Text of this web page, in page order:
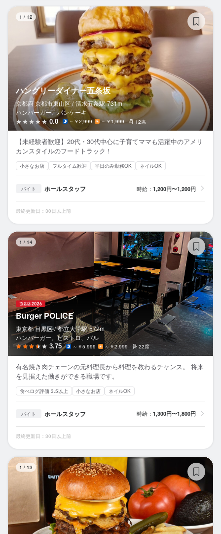
1 / 12
ハングリーダイナー五条坂
京都府 京都市東山区 / 清水五条駅 731m
ハンバーガー、パンケーキ
0.0 ～￥2,999 ～￥1,999 12席
【未経験者歓迎】20代・30代中心に子育てママも活躍中のアメリ
カンスタイルのフードトラック！
小さなお店 フルタイム歓迎 平日のみ勤務OK ネイルOK
バイト ホールスタッフ 時給： 1,200円〜1,200円
最終更新日：30日以上前
1 / 14
Burger POLICE
東京都 目黒区 / 都立大学駅 572m
ハンバーガー、ビストロ、バル
3.75 ～￥5,999 ～￥2,999 22席
有名焼き肉チェーンの元料理長から料理を教わるチャンス。 将来
を見据えた働きができる職場です。
食べログ評価 3.5以上 小さなお店 ネイルOK
バイト ホールスタッフ 時給： 1,300円〜1,800円
最終更新日：30日以上前
1 / 13